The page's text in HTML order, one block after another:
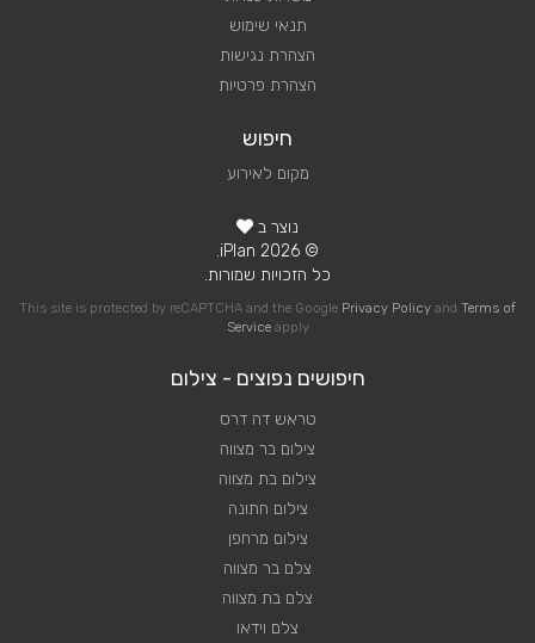
תנאי שימוש
הצהרת נגישות
הצהרת פרטיות
חיפוש
מקום לאירוע
נוצר ב
© 2026 iPlan.
כל הזכויות שמורות.
This site is protected by reCAPTCHA and the Google Privacy Policy and Terms of
Serviceapply
חיפושים נפוצים - צילום
טראש דה דרס
צילום בר מצווה
צילום בת מצווה
צילום חתונה
צילום מרחפן
צלם בר מצווה
צלם בת מצווה
צלם וידאו